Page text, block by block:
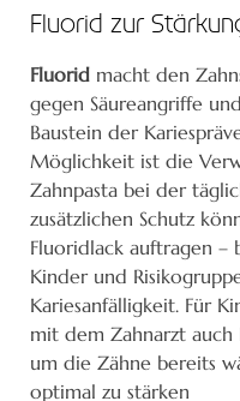
Fluorid zur
Fluorid macht den
gegen Säureangriffe
Baustein der
Möglichkeit ist die
Zahnpasta bei der
zusätzlichen Schutz
Fluoridlack auftragen –
Kinder und
Kariesanfälligkeit. Für
mit dem Zahnarzt
um die Zähne bereits
optimal zu stärken